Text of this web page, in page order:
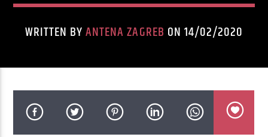
WRITTEN BYANTENA ZAGREB ON 14/02/2020